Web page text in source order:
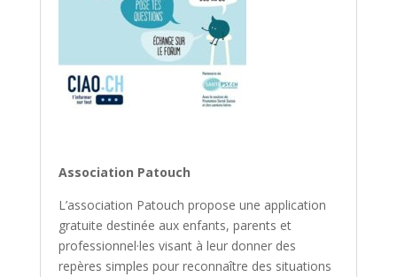
Association Patouch
L’association Patouch propose une application
gratuite destinée aux enfants, parents et
professionnel·les visant à leur donner des
repères simples pour reconnaître des situations